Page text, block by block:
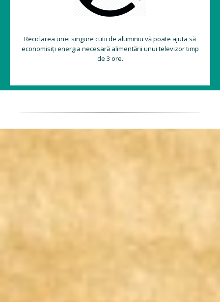
Reciclarea unei singure cutii de aluminiu vă poate ajuta să
economisiți energia necesară alimentării unui televizor timp
de 3 ore.